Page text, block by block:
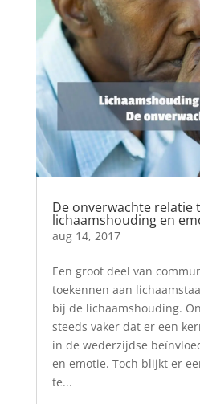
De onverwachte relatie
lichaamshouding en
aug 14, 2017
Een groot deel van
toekennen aan
bij de lichaamshouding.
steeds vaker dat er een
in de wederzijdse
en emotie. Toch blijkt er
te...